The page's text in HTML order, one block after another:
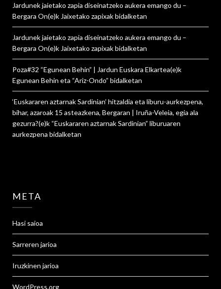
Jardunek jaietako zapia diseinatzeko aukera emango du –
Bergara On(e)k Jaixetako zapixakbidalketan
Jardunek jaietako zapia diseinatzeko aukera emango du –
Bergara On(e)k Jaixetako zapixakbidalketan
Poza#32 “Egunean Behin” | Jardun Euskara Elkartea(e)k
Egunean Behin eta “Ariz-Ondo” bidalketan
‘Euskararen aztarnak Sardinian’ hitzaldia eta liburu-aurkezpena,
bihar, azaroak 15 asteazkena, Bergaran | Iruña-Veleia, egia ala
gezurra?(e)k “Euskararen aztarnak Sardinian” liburuaren
aurkezpena bidalketan
META
Hasi saioa
Sarreren jarioa
Iruzkinen jarioa
WordPress.org